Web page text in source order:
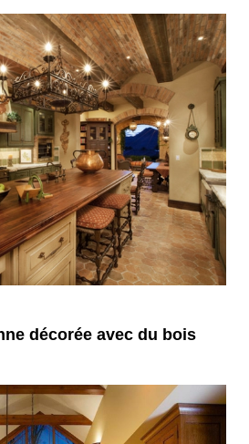
décorée avec du bois